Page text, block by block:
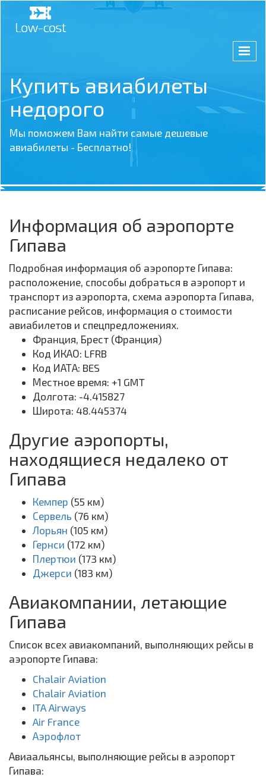
Купить авиабилеты
недорого
Мы поможем Вам найти самые дешевые
авиабилеты - Бесплатно!
Информация об аэропорте
Гипава
Подробная информация об аэропорте Гипава:
расположение, способы добраться в аэропорт и
транспорт из аэропорта, схема аэропорта Гипава,
расписание рейсов, информация о стоимости
авиабилетов и спецпредложениях.
Франция, Брест (Франция)
Код ИКАО: LFRB
Код ИАТА: BES
Местное время: +1 GMT
Долгота: -4.415827
Широта: 48.445374
Другие аэропорты,
находящиеся недалеко от
Гипава
Кемпер (55 км)
Сервель (76 км)
Лорьян (105 км)
Гернси (172 км)
Плертюи (173 км)
Джерси (183 км)
Авиакомпании, летающие
Гипава
Список всех авиакомпаний, выполняющих рейсы в
аэропорте Гипава:
Chalair Aviation
Chalair Aviation
ITA Airways
Air France
Аэрофлот
Авиаальянсы, выполняющие рейсы в аэропорт
Гипава: